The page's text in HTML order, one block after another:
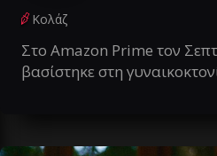
Κολάζ
Στο Amazon Prime τον
βασίστηκε στη